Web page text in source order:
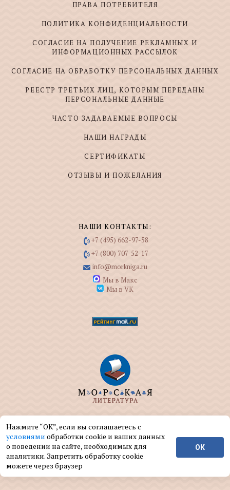
ПРАВА ПОТРЕБИТЕЛЯ
ПОЛИТИКА КОНФИДЕНЦИАЛЬНОСТИ
СОГЛАСИЕ НА ПОЛУЧЕНИЕ РЕКЛАМНЫХ И
ИНФОРМАЦИОННЫХ РАССЫЛОК
СОГЛАСИЕ НА ОБРАБОТКУ ПЕРСОНАЛЬНЫХ ДАННЫХ
РЕЕСТР ТРЕТЬИХ ЛИЦ, КОТОРЫМ ПЕРЕДАНЫ
ПЕРСОНАЛЬНЫЕ ДАННЫЕ
ЧАСТО ЗАДАВАЕМЫЕ ВОПРОСЫ
НАШИ НАГРАДЫ
СЕРТИФИКАТЫ
ОТЗЫВЫ И ПОЖЕЛАНИЯ
НАШИ КОНТАКТЫ:
+7 (495) 662-97-58
+7 (800) 707-52-17
info@morkniga.ru
Мы в Макс
Мы в VK
ООО "МОРКНИГА" занимается изданием и
реализацией книг на морскую тематику.
© ООО "МОРКНИГА", 2004 — 2026 г.
Нажмите “ОК”, если вы соглашаетесь с
условиями обработки cookie и ваших данных
о поведении на сайте, необходимых для
аналитики. Запретить обработку cookie
можете через браузер
ОК